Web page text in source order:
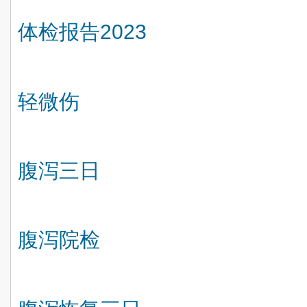
体检报告2023
轻微伤
腹泻三日
腹泻院检